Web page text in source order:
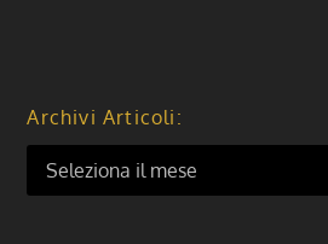
Archivi Articoli: